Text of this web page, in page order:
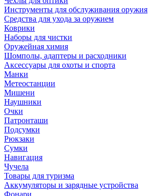
Инструменты для обслуживания оружия
Средства для ухода за оружием
Коврики
Наборы для чистки
Оружейная химия
Шомполы, адаптеры и расходники
Аксессуары для охоты и спорта
Манки
Метеостанции
Мишени
Наушники
Очки
Патронташи
Подсумки
Рюкзаки
Сумки
Навигация
Чучела
Товары для туризма
Аккумуляторы и зарядные устройства
Фонари